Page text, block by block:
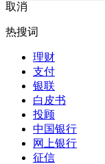
取消
热搜词
理财
支付
银联
白皮书
投顾
中国银行
网上银行
征信